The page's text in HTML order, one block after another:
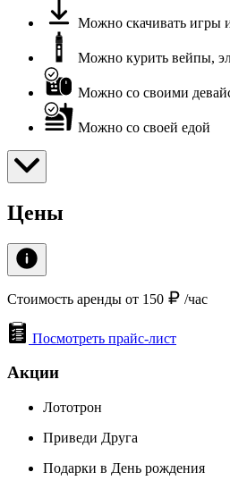
Можно скачивать игры
Можно курить вейпы,
Можно со своими
Можно со своей едой
Цены
Стоимость аренды от 150 /час
Посмотреть прайс-лист
Акции
Лототрон
Приведи Друга
Подарки в День рождения